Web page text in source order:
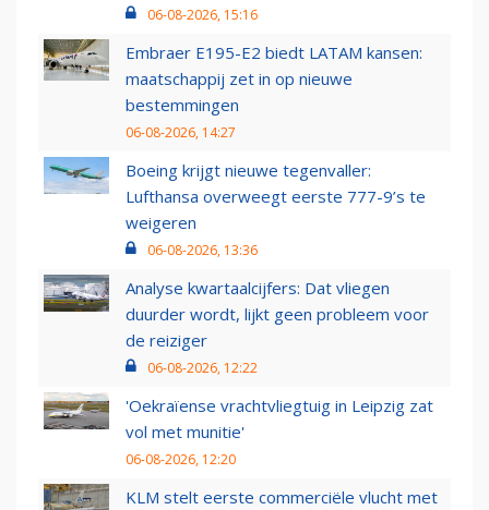
06-08-2026, 15:16
Embraer E195-E2 biedt LATAM kansen:
maatschappij zet in op nieuwe
bestemmingen
06-08-2026, 14:27
Boeing krijgt nieuwe tegenvaller:
Lufthansa overweegt eerste 777-9’s te
weigeren
06-08-2026, 13:36
Analyse kwartaalcijfers: Dat vliegen
duurder wordt, lijkt geen probleem voor
de reiziger
06-08-2026, 12:22
'Oekraïense vrachtvliegtuig in Leipzig zat
vol met munitie'
06-08-2026, 12:20
KLM stelt eerste commerciële vlucht met